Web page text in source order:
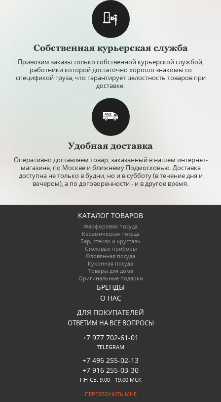
Собственная курьерская служба
Привозим заказы только собственной курьерской службой,
работники которой достаточно хорошо знакомы со
спецификой груза, что гарантирует целостность товаров при
доставке.
Удобная доставка
Оперативно доставляем товар, заказанный в нашем интернет-
магазине, по Москве и ближнему Подмосковью. Доставка
доступна не только в будни, но и в субботу (в течение дня и
вечером), а по договоренности - и в другое время.
КАТАЛОГ ТОВАРОВ
Фарфоровая посуда
Керамическая посуда
Бар, стекло и хрусталь
Столовые приборы
Оловянная посуда
Кухонная посуда
Товары для дома
Оригинальные подарки
БРЕНДЫ
О НАС
ДЛЯ ПОКУПАТЕЛЕЙ
ОТВЕТИМ НА ВСЕ ВОПРОСЫ
+7 977 702-61-01
TELEGRAM
+7 495 255-02-13
+7 916 255-03-30
ПН-СБ: 9:00 - 19:00 МСК
ПЕРЕЗВОНИТЬ МНЕ